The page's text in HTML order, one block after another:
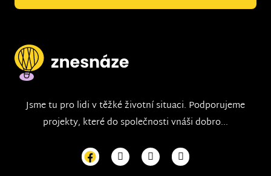
Jsme tu pro lidi v těžké životní situaci. Podporujeme
projekty, které do společnosti vnáši dobro...